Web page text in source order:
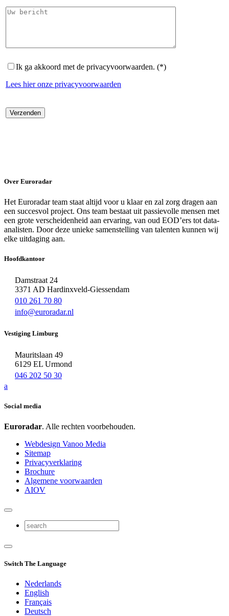
Ik ga akkoord met de privacyvoorwaarden. (*)
Lees hier onze privacyvoorwaarden
Over Euroradar
Het Euroradar team staat altijd voor u klaar en zal zorg dragen aan
een succesvol project. Ons team bestaat uit passievolle mensen met
een grote verscheidenheid aan ervaring, van oud EOD’ers tot data-
analisten. Door deze unieke samenstelling van talenten kunnen wij
elke uitdaging aan.
Hoofdkantoor
Damstraat 24
3371 AD Hardinxveld-Giessendam
010 261 70 80
info@euroradar.nl
Vestiging Limburg
Mauritslaan 49
6129 EL Urmond
046 202 50 30
a
Social media
Euroradar. Alle rechten voorbehouden.
Webdesign Vanoo Media
Sitemap
Privacyverklaring
Brochure
Algemene voorwaarden
AIOV
Switch The Language
Nederlands
English
Français
Deutsch